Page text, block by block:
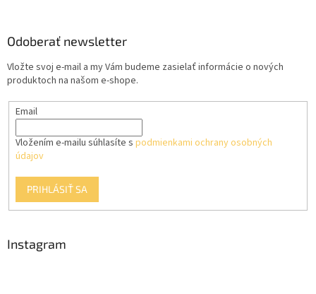
Odoberať newsletter
Vložte svoj e-mail a my Vám budeme zasielať informácie o nových
produktoch na našom e-shope.
Email
Vložením e-mailu súhlasíte s podmienkami ochrany osobných
údajov
PRIHLÁSIŤ SA
Instagram